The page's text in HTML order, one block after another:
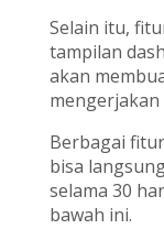
Selain itu,
tampilan
akan
mengerjakan
Berbagai
bisa
selama 30
bawah ini.